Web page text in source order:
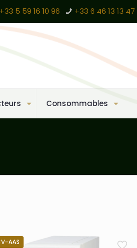
+33 5 59 16 10 96 +33 6 46 13 13 47
Consommables
AAS